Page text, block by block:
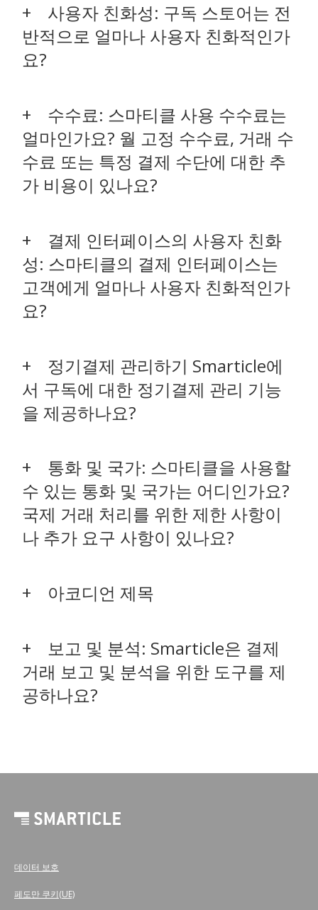
사용자 친화성: 구독 스토어는 전
반적으로 얼마나 사용자 친화적인가
요?
수수료: 스마티클 사용 수수료는
얼마인가요? 월 고정 수수료, 거래 수
수료 또는 특정 결제 수단에 대한 추
가 비용이 있나요?
결제 인터페이스의 사용자 친화
성: 스마티클의 결제 인터페이스는
고객에게 얼마나 사용자 친화적인가
요?
정기결제 관리하기 Smarticle에
서 구독에 대한 정기결제 관리 기능
을 제공하나요?
통화 및 국가: 스마티클을 사용할
수 있는 통화 및 국가는 어디인가요?
국제 거래 처리를 위한 제한 사항이
나 추가 요구 사항이 있나요?
아코디언 제목
보고 및 분석: Smarticle은 결제
거래 보고 및 분석을 위한 도구를 제
공하나요?
데이터 보호
페도만 쿠키(UE)